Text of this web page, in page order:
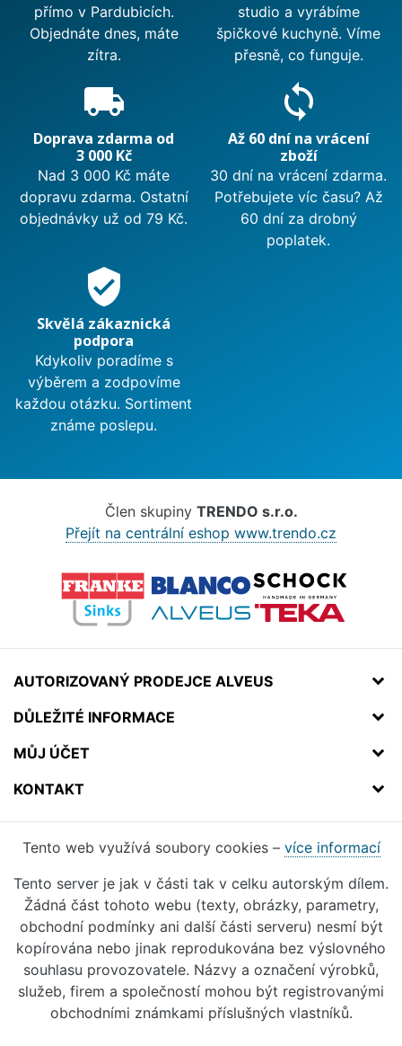
přímo v Pardubicích.
Objednáte dnes, máte
zítra.
studio a vyrábíme
špičkové kuchyně. Víme
přesně, co funguje.
local_shipping
Doprava zdarma od
3 000 Kč
Nad 3 000 Kč máte
dopravu zdarma. Ostatní
objednávky už od 79 Kč.
sync
Až 60 dní na vrácení
zboží
30 dní na vrácení zdarma.
Potřebujete víc času? Až
60 dní za drobný
poplatek.
verified_user
Skvělá zákaznická
podpora
Kdykoliv poradíme s
výběrem a zodpovíme
každou otázku. Sortiment
známe poslepu.
Člen skupiny TRENDO s.r.o.
Přejít na centrální eshop www.trendo.cz
AUTORIZOVANÝ PRODEJCE ALVEUS
DŮLEŽITÉ INFORMACE
MŮJ ÚČET
KONTAKT
Tento web využívá soubory cookies – více informací
Tento server je jak v části tak v celku autorským dílem.
Žádná část tohoto webu (texty, obrázky, parametry,
obchodní podmínky ani další části serveru) nesmí být
kopírována nebo jinak reprodukována bez výslovného
souhlasu provozovatele. Názvy a označení výrobků,
služeb, firem a společností mohou být registrovanými
obchodními známkami příslušných vlastníků.